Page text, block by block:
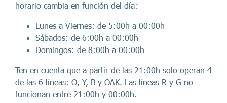
horario cambia en función del día:
Lunes a Viernes: de 5:00h a 00:00h
Sábados: de 6:00h a 00:00h
Domingos: de 8:00h a 00:00h
Ten en cuenta que a partir de las 21:00h solo operan 4
de las 6 líneas: O, Y, B y OAK. Las líneas R y G no
funcionan entre 21:00h y 00:00h.